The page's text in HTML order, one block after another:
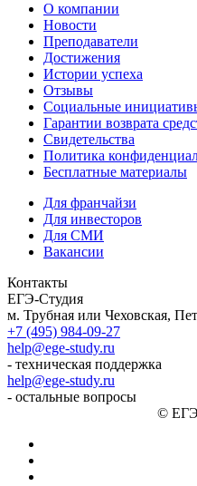
О компании
Новости
Преподаватели
Достижения
Истории успеха
Отзывы
Социальные
Гарантии возврата
Свидетельства
Политика
Бесплатные материалы
Для франчайзи
Для инвесторов
Для СМИ
Вакансии
Контакты
ЕГЭ-Студия
м. Трубная или Чеховская,
+7 (495) 984-09-27
help@ege-study.ru
- техническая поддержка
help@ege-study.ru
- остальные вопросы
©